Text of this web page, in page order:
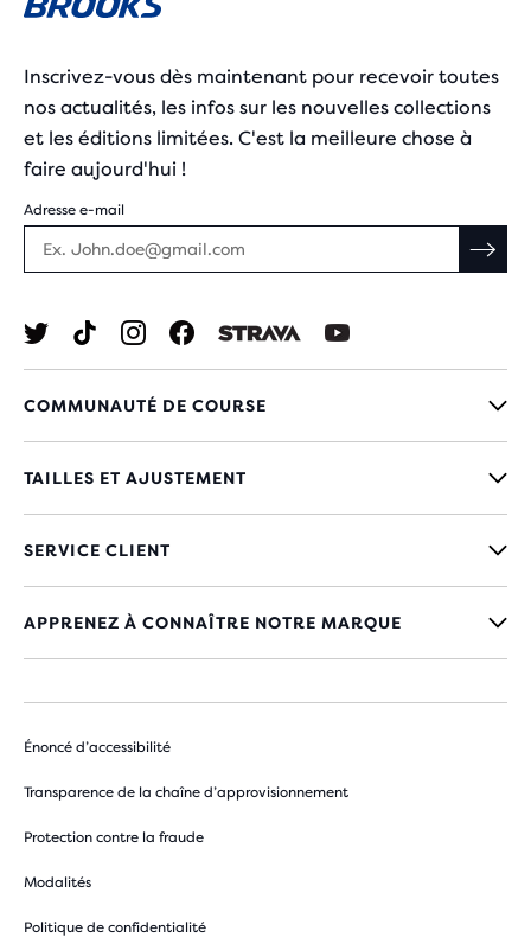
Inscrivez-vous dès maintenant pour recevoir toutes
nos actualités, les infos sur les nouvelles collections
et les éditions limitées. C'est la meilleure chose à
faire aujourd'hui !
Adresse e-mail
COMMUNAUTÉ DE COURSE
TAILLES ET AJUSTEMENT
SERVICE CLIENT
APPRENEZ À CONNAÎTRE NOTRE MARQUE
Énoncé d’accessibilité
Transparence de la chaîne d’approvisionnement
Protection contre la fraude
Modalités
Politique de confidentialité